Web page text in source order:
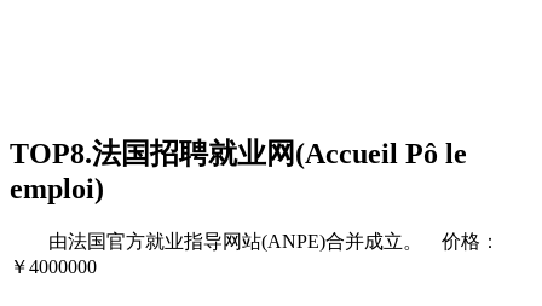
TOP8.法国招聘就业网(Accueil Pô le
emploi)
由法国官方就业指导网站(ANPE)合并成立。 价格：
￥4000000